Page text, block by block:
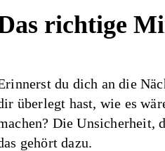
richtige
du dich an die
überlegt hast, wie es
Die Unsicherheit,
gehört dazu.